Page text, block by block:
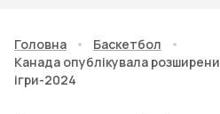
Головна • Баскетбол
•
Канада опублікувала
ігри-2024